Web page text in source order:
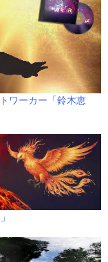
ワーカー「鈴木恵